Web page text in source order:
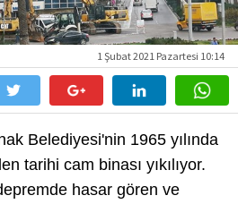
1 Şubat 2021 Pazartesi 10:14
Belediyesi'nin 1965 yılında
tarihi cam binası yıkılıyor.
hasar gören ve